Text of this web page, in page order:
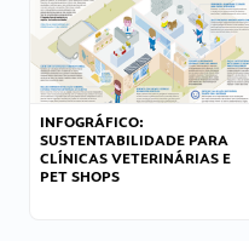
INFOGRÁFICO:
SUSTENTABILIDADE PARA
CLÍNICAS VETERINÁRIAS E
PET SHOPS